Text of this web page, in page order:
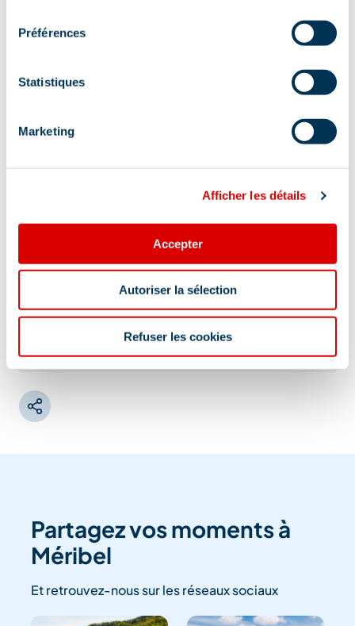
Préférences
Statistiques
Marketing
Afficher les détails
Accepter
Autoriser la sélection
Refuser les cookies
415 rue des glaciers - Galerie des Gentianes,
Complément de localisation :
vous pouvez facilement vous garer le long de la
route du centre ou dans le parking sous terrain
des ravines situé à proximité. En bus il vous
Information mise à jour le
28/07/2026
Partagez vos moments à
Méribel
Et retrouvez-nous sur les réseaux sociaux